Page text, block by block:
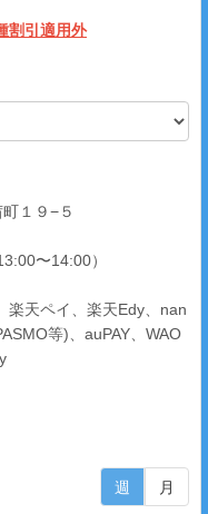
割引適用外
１９−５
〜14:00）
楽天ペイ、楽天Edy、nan
等)、auPAY、WAO
週 月